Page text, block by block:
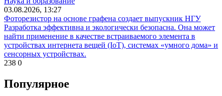
03.08.2026, 13:27
Фоторезистор на основе графена создает выпускник НГУ
Разработка эффективна и экологически безопасна. Она может
найти применение в качестве встраиваемого элемента в
устройствах интернета вещей (IoT), системах «умного дома» и
сенсорных устройствах.
238 0
Популярное